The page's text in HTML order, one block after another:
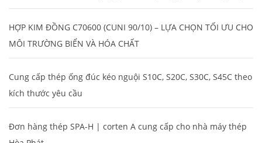
HỢP KIM ĐỒNG C70600 (CUNI 90/10) – LỰA CHỌN TỐI ƯU CHO
MÔI TRƯỜNG BIỂN VÀ HÓA CHẤT
Cung cấp thép ống đúc kéo nguội S10C, S20C, S30C, S45C theo
kích thước yêu cầu
Đơn hàng thép SPA-H | corten A cung cấp cho nhà máy thép